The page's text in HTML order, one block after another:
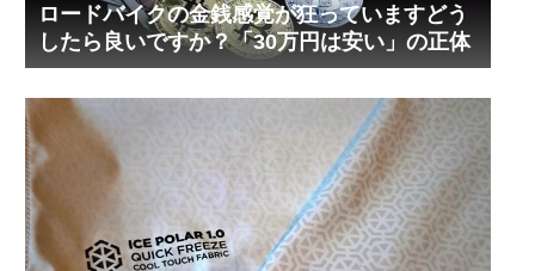
ロードバイクの金銭感覚が狂っていますどう
したら良いですか？「30万円は安い」の正体